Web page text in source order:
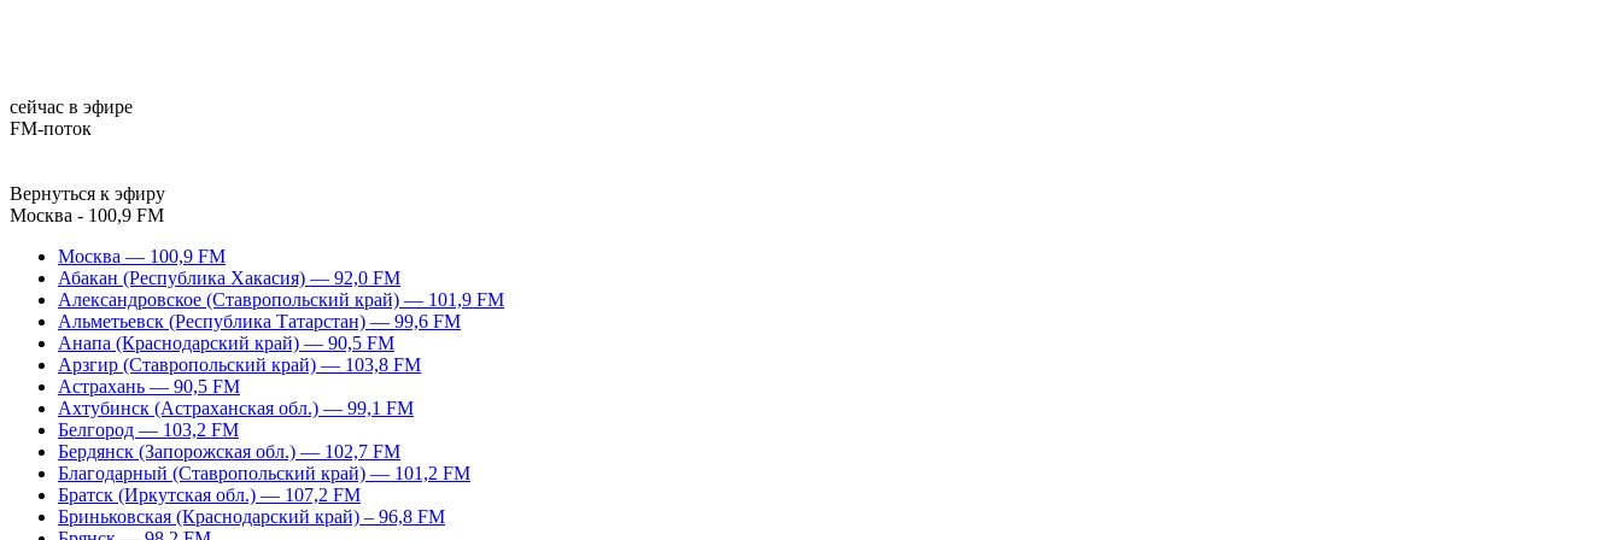
сейчас в эфире
FM-поток
Вернуться к эфиру
Москва - 100,9 FM
Москва — 100,9 FM
Абакан (Республика Хакасия) — 92,0 FM
Александровское (Ставропольский край) — 101,9 FM
Альметьевск (Республика Татарстан) — 99,6 FM
Анапа (Краснодарский край) — 90,5 FM
Арзгир (Ставропольский край) — 103,8 FM
Астрахань — 90,5 FM
Ахтубинск (Астраханская обл.) — 99,1 FM
Белгород — 103,2 FM
Бердянск (Запорожская обл.) — 102,7 FM
Благодарный (Ставропольский край) — 101,2 FM
Братск (Иркутская обл.) — 107,2 FM
Бриньковская (Краснодарский край) – 96,8 FM